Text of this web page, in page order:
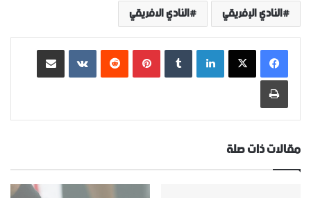
النادي الإفريقي النادي الافريقي
لينكدإن بينتيريست ‏VKontakte
طباعة
مقالات ذات صلة